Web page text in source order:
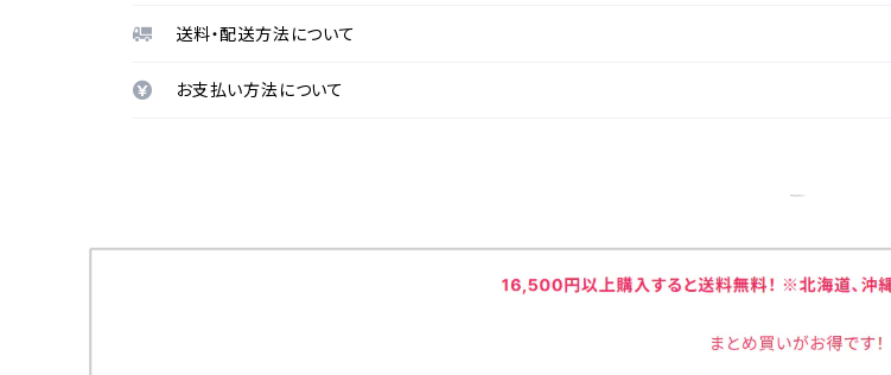
送料・配送方法について
お支払い方法について